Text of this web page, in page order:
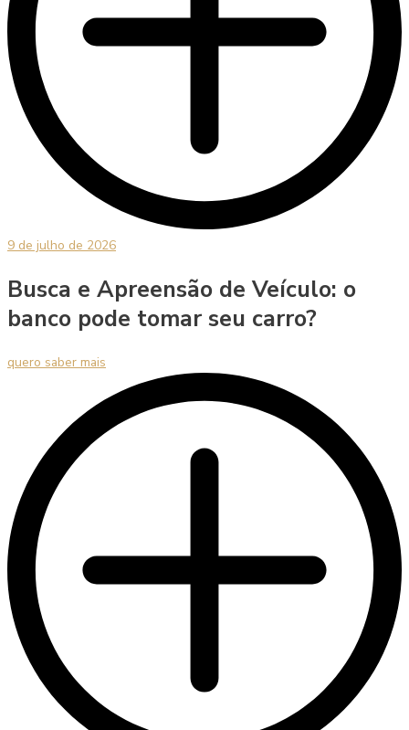
9 de julho de 2026
Busca e Apreensão de Veículo: o
banco pode tomar seu carro?
quero saber mais